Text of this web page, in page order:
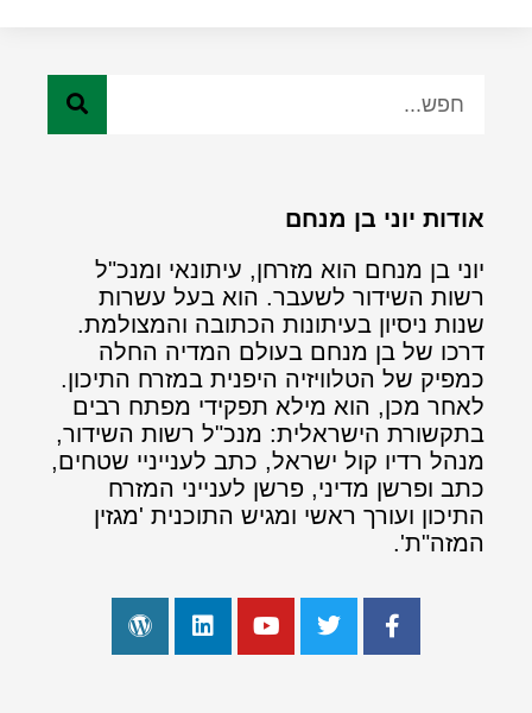
אודות יוני בן מנחם
יוני בן מנחם הוא מזרחן, עיתונאי ומנכ"ל
רשות השידור לשעבר. הוא בעל עשרות
שנות ניסיון בעיתונות הכתובה והמצולמת.
דרכו של בן מנחם בעולם המדיה החלה
כמפיק של הטלוויזיה היפנית במזרח התיכון.
לאחר מכן, הוא מילא תפקידי מפתח רבים
בתקשורת הישראלית: מנכ"ל רשות השידור,
מנהל רדיו קול ישראל, כתב לענייניי שטחים,
כתב ופרשן מדיני, פרשן לענייני המזרח
התיכון ועורך ראשי ומגיש התוכנית 'מגזין
המזה"ת'.